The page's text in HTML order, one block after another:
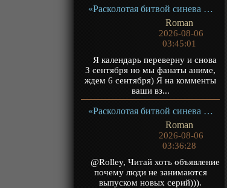
«Расколотая битвой синева небес 5» ТВ-5
Roman
2026-08-06
03:45:01
Я календарь переверну и снова
3 сентября но мы фанаты аниме,
ждем 6 сентября) Я на комменты
ваши вз...
«Расколотая битвой синева небес 5» ТВ-5
Roman
2026-08-06
03:36:28
@Rolley, Читай хоть объявление
почему люди не занимаются
выпуском новых серий))).